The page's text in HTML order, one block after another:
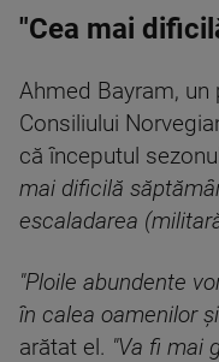
"Cea mai
Ahmed Bayram, un
Consiliului
că începutul
mai dificilă
escaladarea
"Ploile abundente
în calea oamenilor
arătat el. "Va fi mai